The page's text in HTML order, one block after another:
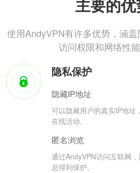
主要的
使用AndyVPN有许多优势，涵盖
访问权限和网络性
隐私保护
隐藏IP地址
可以隐藏用户的真实IP地址
在线活动。
匿名浏览
通过AndyVPN访问互联网
息得到保护。